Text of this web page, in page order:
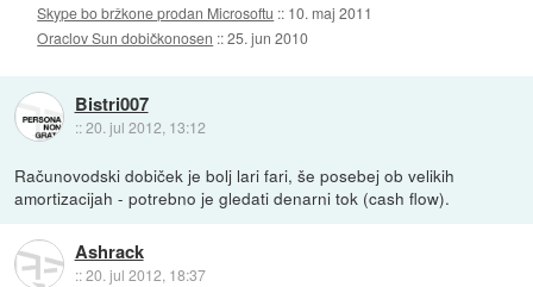
Skype bo bržkone prodan Microsoftu :: 10. maj 2011
Oraclov Sun dobičkonosen ::25. jun 2010
Bistri007
::20. jul 2012, 13:12
Računovodski dobiček je bolj lari fari, še posebej ob velikih
amortizacijah - potrebno je gledati denarni tok (cash flow).
Ashrack
::20. jul 2012, 18:37